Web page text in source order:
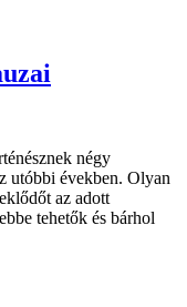
négy
utóbbi években. Olyan
az adott
tehetők és bárhol